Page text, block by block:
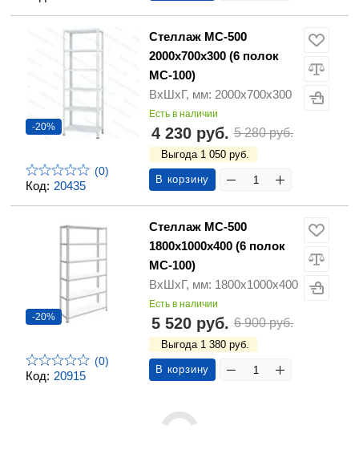
Код: 20435
-20%
(0)
Стеллаж МС-500
2000х700х300 (6 полок
МС-100)
ВхШхГ, мм: 2000х700х300
Есть в наличии
4 230 руб. 5 280 руб.
Выгода 1 050 руб.
В корзину
Код: 20915
-20%
(0)
Стеллаж МС-500
1800х1000х400 (6 полок
МС-100)
ВхШхГ, мм: 1800х1000х400
Есть в наличии
5 520 руб. 6 900 руб.
Выгода 1 380 руб.
В корзину